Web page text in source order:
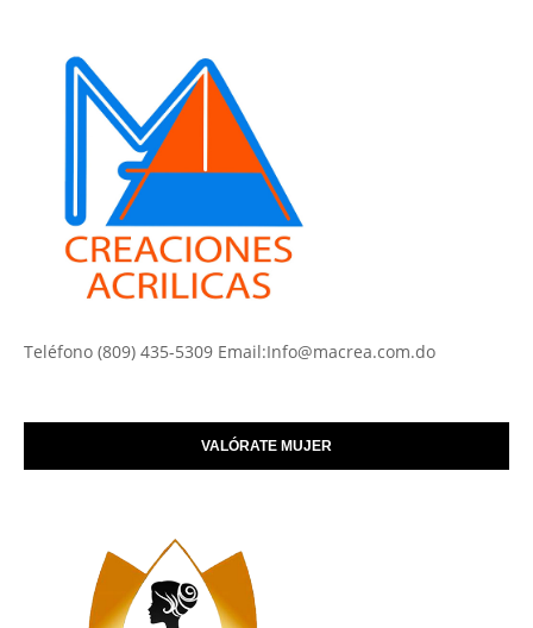
Teléfono (809) 435-5309 Email:Info@macrea.com.do
VALÓRATE MUJER